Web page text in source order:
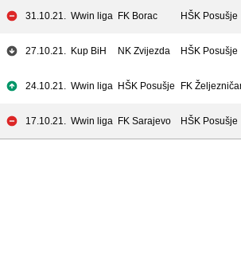
31.10.21. Wwin liga FK Borac HŠK Posušje
27.10.21. Kup BiH NK Zvijezda HŠK Posušje
24.10.21. Wwin liga HŠK Posušje FK
17.10.21. Wwin liga FK Sarajevo HŠK Posušje